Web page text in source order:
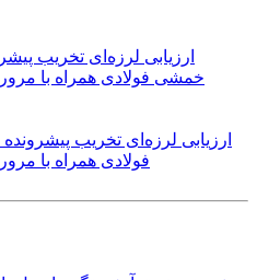
ارزیابی لرزه‌ای تخریب
فولادی همراه با